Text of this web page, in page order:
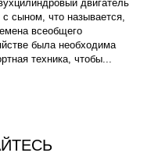
двигатель
сыном, что называется,
всеобщего
была необходима
техника, чтобы...